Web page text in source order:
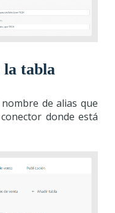
la tabla
de alias que
donde está